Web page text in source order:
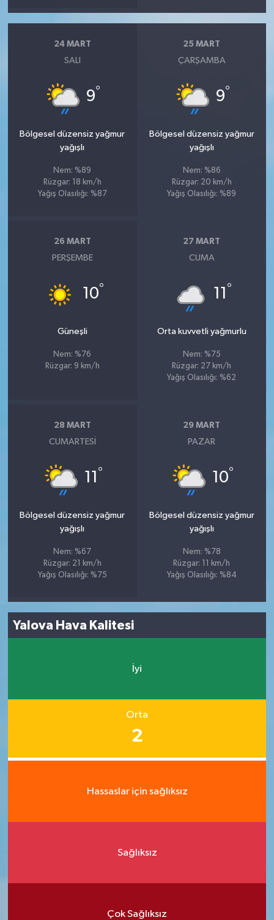
24 MART
SALI
9°
Bölgesel düzensiz yağmur
yağışlı
Nem: %89
Rüzgar: 18 km/h
Yağış Olasılığı: %87
25 MART
ÇARŞAMBA
9°
Bölgesel düzensiz yağmur
yağışlı
Nem: %86
Rüzgar: 20 km/h
Yağış Olasılığı: %89
26 MART
PERŞEMBE
10°
Güneşli
Nem: %76
Rüzgar: 9 km/h
27 MART
CUMA
11 °
Orta kuvvetli yağmurlu
Nem: %75
Rüzgar: 27 km/h
Yağış Olasılığı: %62
28 MART
CUMARTESI
11 °
Bölgesel düzensiz yağmur
yağışlı
Nem: %67
Rüzgar: 21 km/h
Yağış Olasılığı: %75
29 MART
PAZAR
10°
Bölgesel düzensiz yağmur
yağışlı
Nem: %78
Rüzgar: 11 km/h
Yağış Olasılığı: %84
Yalova Hava Kalitesi
İyi
Orta
2
Hassaslar için sağlıksız
Sağlıksız
Çok Sağlıksız